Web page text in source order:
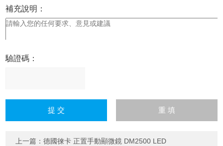
補充說明：
驗證碼：
字），如：三加四=7
上一篇：德國徠卡 正置手動顯微鏡 DM2500 LED